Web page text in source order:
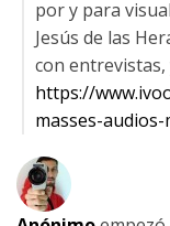
por y para
Jesús de las
con
https://
masses-audios-